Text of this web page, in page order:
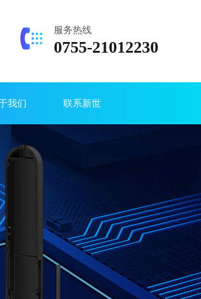
服务热线
0755-21012230
我们 联系新世